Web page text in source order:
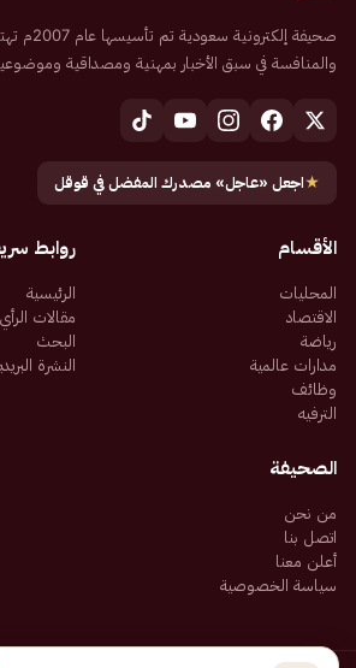
صحيفة
والمنافسة في سبق الأخبار بمهنية ومصداقية
★اجعل «عاجل» مصدرك المفضل في قوقل
الأقسام
المحليات
الاقتصاد
رياضة
مدارات عالمية
وظائف
الترفيه
روابط
الرئيسية
مقالات الرأي
البحث
النشرة
الصحيفة
من نحن
اتصل بنا
أعلن معنا
سياسة الخصوصية